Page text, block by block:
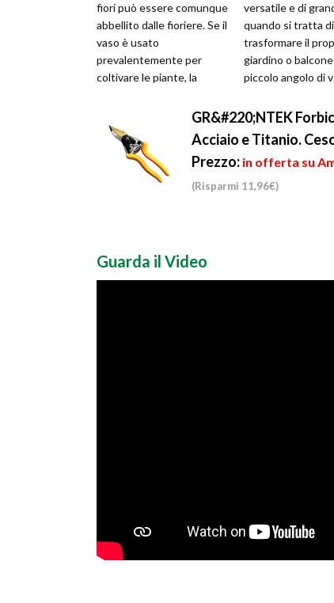
fiori può essere comunque
abbellito dalle fioriere. Se il
vaso è usato
prevalentemente per
coltivare le piante, la
versatile e di
quando si tratta di
trasformare il
giardino o
piccolo angolo di
diffuso, ...
GR&#220;NTEK
Acciaio e Titanio.
Prezzo: in offerta su
(Risparmi 11,96€)
Guarda il Video